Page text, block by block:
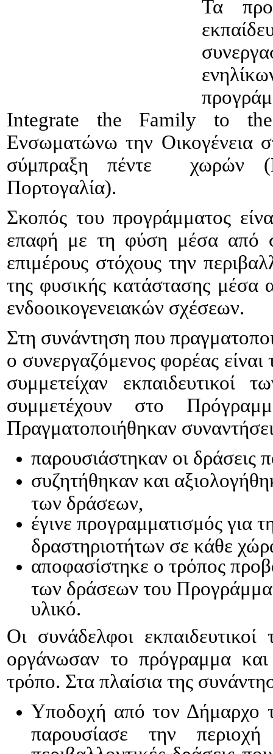
Τα
Integrate the Family to
Ενσωματώνω την Οικογένεια
σύμπραξη πέντε χωρών
Πορτογαλία).
Σκοπός του προγράμματος
επαφή με τη φύση μέσα από
επιμέρους στόχους την
της φυσικής κατάστασης
ενδοοικογενειακών σχέσεων.
Στη συνάντηση που
ο συνεργαζόμενος φορέας
συμμετείχαν
συμμετέχουν στο
Πραγματοποιήθηκαν
παρουσιάστηκαν οι δράσεις
συζητήθηκαν και
των δράσεων,
έγινε προγραμματισμός για
δραστηριοτήτων σε κάθε
αποφασίστηκε ο τρόπος
των δράσεων του
υλικό.
Οι συνάδελφοι
οργάνωσαν το πρόγραμμα
τρόπο. Στα πλαίσια της
Υποδοχή από τον Δήμαρχο
παρουσίασε την